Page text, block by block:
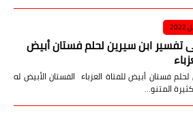
تفسير ابن سيرين لحلم فستان أبيض
فستان أبيض للفتاة العزباء الفستان الأبيض له
المتنو…